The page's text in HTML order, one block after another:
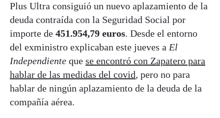
Plus Ultra consiguió un nuevo aplazamiento de la
deuda contraída con la Seguridad Social por
importe de 451.954,79 euros. Desde el entorno
del exministro explicaban este jueves a El
Independiente que se encontró con Zapatero para
hablar de las medidas del covid, pero no para
hablar de ningún aplazamiento de la deuda de la
compañía aérea.